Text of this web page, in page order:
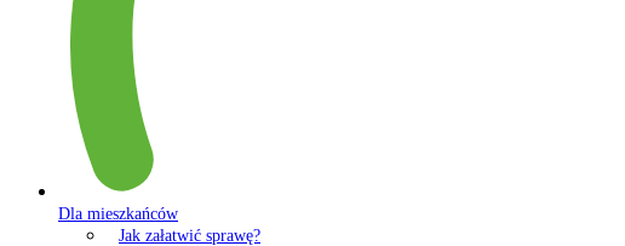
Dla mieszkańców
Jak załatwić sprawę?